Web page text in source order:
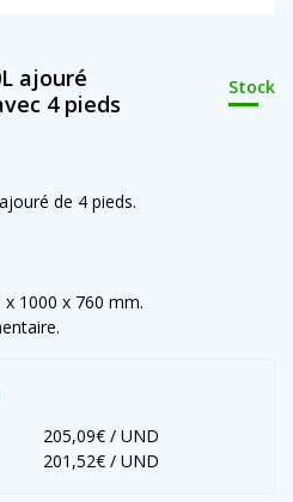
ajouré
4 pieds
Stock
de 4 pieds.
1000 x 760 mm.
205,09€ / UND
201,52€ / UND